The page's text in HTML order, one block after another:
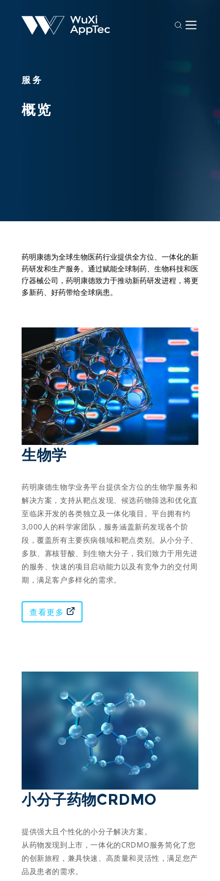
服务
概览
药明康德为全球生物医药行业提供全方位、一体化的新
药研发和生产服务。通过赋能全球制药、生物科技和医
疗器械公司，药明康德致力于推动新药研发进程，将更
多新药、好药带给全球病患。
生物学
药明康德生物学业务平台提供全方位的生物学服务和
解决方案，支持从靶点发现、候选药物筛选和优化直
至临床开发的各类独立及一体化项目。平台拥有约
3,000人的科学家团队，服务涵盖新药发现各个阶
段，覆盖所有主要疾病领域和靶点类别。从小分子、
多肽、寡核苷酸、到生物大分子，我们致力于用先进
的服务、快速的项目启动能力以及有竞争力的交付周
期，满足客户多样化的需求。
查看更多
小分子药物CRDMO
提供强大且个性化的小分子解决方案。
从药物发现到上市，一体化的CRDMO服务简化了您
的创新旅程，兼具快速、高质量和灵活性，满足您产
品及患者的需求。